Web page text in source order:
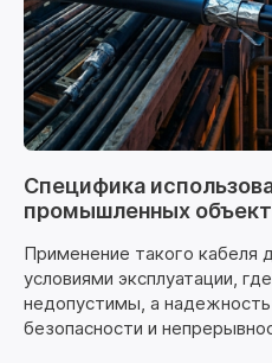
Специфика
промышленных
Применение такого кабеля
условиями эксплуатации,
недопустимы, а
безопасности и